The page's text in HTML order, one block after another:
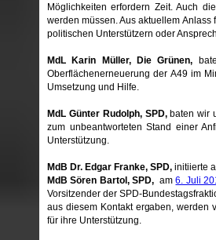
Möglichkeiten erfordern Zeit. Auch
werden müssen. Aus aktuellem
politischen Unterstützern oder
MdL Karin Müller, Die Grünen,
Oberflächenerneuerung der A49 im
Umsetzung und Hilfe.
MdL Günter Rudolph, SPD,baten wir
zum unbeantworteten Stand einer
Unterstützung.
MdB Dr. Edgar Franke, SPD, initiierte
MdB Sören Bartol, SPD, am6. Juli
Vorsitzender der SPD-
aus diesem Kontakt ergaben, werden
für ihre Unterstützung.